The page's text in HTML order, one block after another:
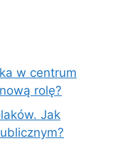
w centrum
rolę?
Jak